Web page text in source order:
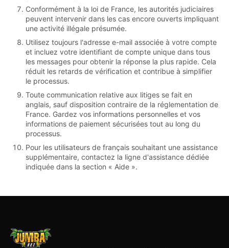
Conformément à la loi de France, les autorités judiciaires
peuvent intervenir dans les cas encore ouverts impliquant
une activité illégale présumée.
Utilisez toujours l'adresse e-mail associée à votre compte
et incluez votre identifiant de compte unique dans tous
les messages pour obtenir la réponse la plus rapide. Cela
réduit les retards de vérification et contribue à simplifier
le processus.
Toute communication relative aux litiges se fait en
anglais, sauf disposition contraire de la réglementation de
France. Gardez vos informations personnelles et vos
informations de paiement sécurisées tout au long du
processus.
Pour les utilisateurs de français souhaitant une assistance
supplémentaire, contactez la ligne d'assistance dédiée
indiquée dans la section « Aide ».